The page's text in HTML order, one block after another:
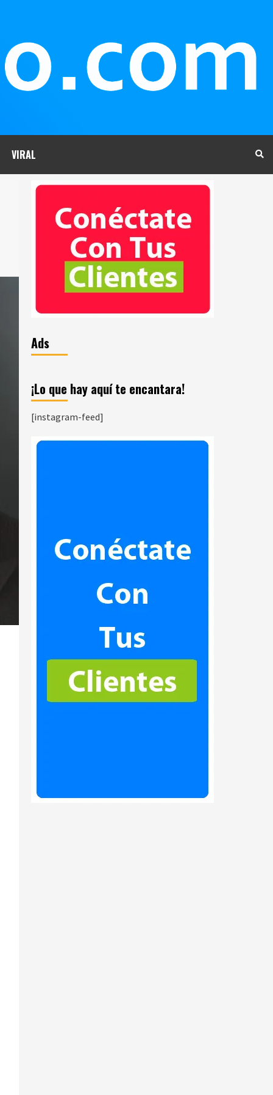
VIRAL
Ads
¡Lo que hay aquí te encantara!
[instagram-feed]